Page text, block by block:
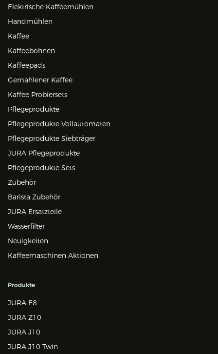
Elektrische Kaffeemühlen
Handmühlen
Kaffee
Kaffeebohnen
Kaffeepads
Gemahlener Kaffee
Kaffee Probiersets
Pflegeprodukte
Pflegeprodukte Vollautomaten
Pflegeprodukte Siebträger
JURA Pflegeprodukte
Pflegeprodukte Sets
Zubehör
Barista Zubehör
JURA Ersatzteile
Wasserfilter
Neuigkeiten
Kaffeemaschinen Aktionen
Produkte
JURA E8
JURA Z10
JURA J10
JURA J10 Twin